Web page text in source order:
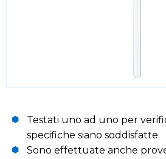
Testati uno ad uno per
specifiche siano soddisfatte.
Sono effettuate anche